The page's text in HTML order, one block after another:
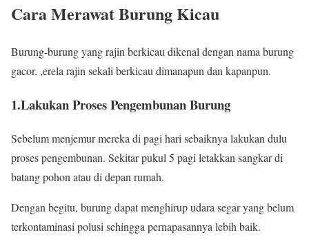
Cara Merawat Burung Kicau
Burung-burung yang rajin berkicau dikenal dengan nama burung
gacor. ,erela rajin sekali berkicau dimanapun dan kapanpun.
1.Lakukan Proses Pengembunan Burung
Sebelum menjemur mereka di pagi hari sebaiknya lakukan dulu
proses pengembunan. Sekitar pukul 5 pagi letakkan sangkar di
batang pohon atau di depan rumah.
Dengan begitu, burung dapat menghirup udara segar yang belum
terkontaminasi polusi sehingga pernapasannya lebih baik.